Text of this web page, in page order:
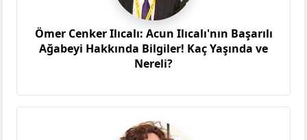
Ömer Cenker Ilıcalı: Acun Ilıcalı'nın Başarılı
Ağabeyi Hakkında Bilgiler! Kaç Yaşında ve
Nereli?